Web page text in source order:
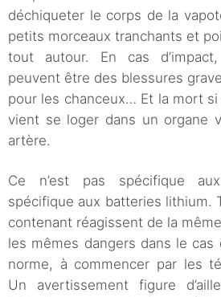
déchiqueter le corps de la
petits morceaux tranchants et
tout autour. En cas
peuvent être des blessures
pour les chanceux… Et la mort
vient se loger dans un organe
artère.
Ce n’est pas spécifique
spécifique aux batteries lithium.
contenant réagissent de la
les mêmes dangers dans le cas
norme, à commencer par les
Un avertissement figure